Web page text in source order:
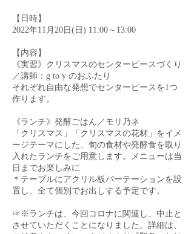
【日時】
2022年11月20日(日) 11:00～13:00
【内容】
《実習》クリスマスのセンターピースづくり
／講師：g to y のおふたり
それぞれ自由な発想でセンターピースを1つ
作ります。
《ランチ》発酵ごはん／モリ乃ネ
「クリスマス」「クリスマスの花材」をイメ
ージテーマにした、旬の食材や発酵食を取り
入れたランチをご用意します。メニューは当
日までお楽しみに
＊テーブルにアクリル板パーテーションを設
置し、全て個別でお出しする予定です。
☞※ランチは、今回コロナに関連し、中止と
させていただくことになりました。詳細は、